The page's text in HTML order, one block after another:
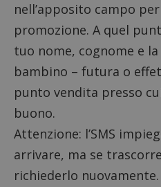
nell’apposito campo
promozione. A quel
tuo nome, cognome e
bambino – futura o
punto vendita presso
buono.
Attenzione: l’SMS
arrivare, ma se
richiederlo nuovamente.